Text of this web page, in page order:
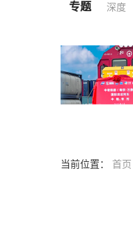
专题 深度
当前位置： 首页